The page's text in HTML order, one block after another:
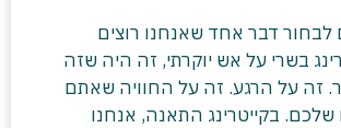
לבחור דבר אחד שאנחנו רוצים
בשרי על אש יוקרתי, זה היה שזה
זה על הרגע. זה על החוויה שאתם
שלכם. בקייטרינג התאנה, אנחנו